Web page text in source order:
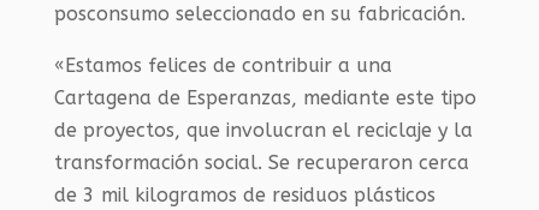
posconsumo seleccionado en su fabricación.
«Estamos felices de contribuir a una
Cartagena de Esperanzas, mediante este tipo
de proyectos, que involucran el reciclaje y la
transformación social. Se recuperaron cerca
de 3 mil kilogramos de residuos plásticos